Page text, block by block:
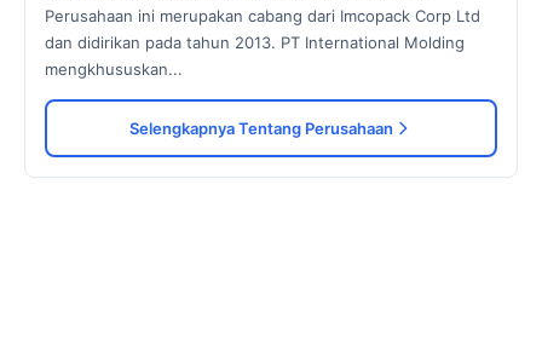
Perusahaan ini merupakan cabang dari Imcopack Corp Ltd
dan didirikan pada tahun 2013. PT International Molding
mengkhususkan...
Selengkapnya Tentang Perusahaan